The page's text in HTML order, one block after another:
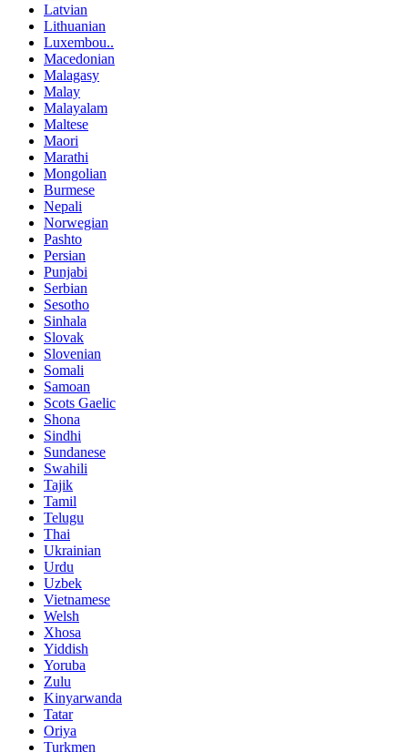
Latvian
Lithuanian
Luxembou..
Macedonian
Malagasy
Malay
Malayalam
Maltese
Maori
Marathi
Mongolian
Burmese
Nepali
Norwegian
Pashto
Persian
Punjabi
Serbian
Sesotho
Sinhala
Slovak
Slovenian
Somali
Samoan
Scots Gaelic
Shona
Sindhi
Sundanese
Swahili
Tajik
Tamil
Telugu
Thai
Ukrainian
Urdu
Uzbek
Vietnamese
Welsh
Xhosa
Yiddish
Yoruba
Zulu
Kinyarwanda
Tatar
Oriya
Turkmen